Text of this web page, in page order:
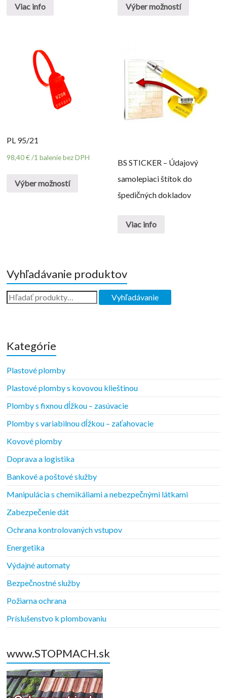
Viac info Výber možností
PL 95/21
98,40€ /1 balenie bez DPH
Výber možností
BS STICKER – Údajový
samolepiaci štítok do
špedičných dokladov
Viac info
Vyhľadávanie produktov
Kategórie
Plastové plomby
Plastové plomby s kovovou klieštinou
Plomby s fixnou dĺžkou – zasúvacie
Plomby s variabilnou dĺžkou – zaťahovacie
Kovové plomby
Doprava a logistika
Bankové a poštové služby
Manipulácia s chemikáliami a nebezpečnými látkami
Zabezpečenie dát
Ochrana kontrolovaných vstupov
Energetika
Výdajné automaty
Bezpečnostné služby
Požiarna ochrana
Príslušenstvo k plombovaniu
www.STOPMACH.sk